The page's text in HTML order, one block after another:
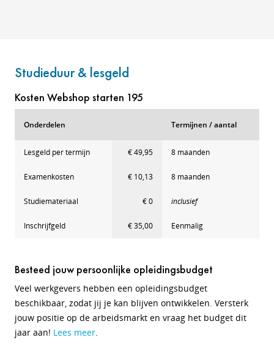
Studieduur & lesgeld
Kosten Webshop starten 195
Onderdelen Termijnen / aantal
Lesgeld per termijn € 49,95 8 maanden
Examenkosten € 10,13 8 maanden
Studiemateriaal € 0 inclusief
Inschrijfgeld € 35,00 Eenmalig
Besteed jouw persoonlijke opleidingsbudget
Veel werkgevers hebben een opleidingsbudget
beschikbaar, zodat jij je kan blijven ontwikkelen. Versterk
jouw positie op de arbeidsmarkt en vraag het budget dit
jaar aan! Lees meer.